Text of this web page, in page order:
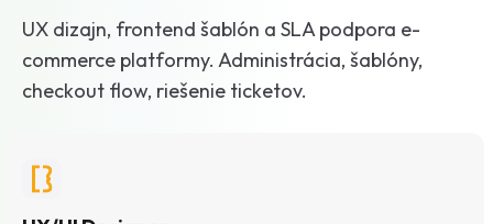
UX dizajn, frontend šablón a SLA podpora e-
commerce platformy. Administrácia, šablóny,
checkout flow, riešenie ticketov.